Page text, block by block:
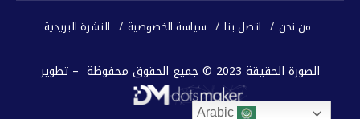
من نحن اتصل بنا سياسة الخصوصية النشرة البريدية
الصورة الحقيقة 2023 © جميع الحقوق محفوظة – تطوير